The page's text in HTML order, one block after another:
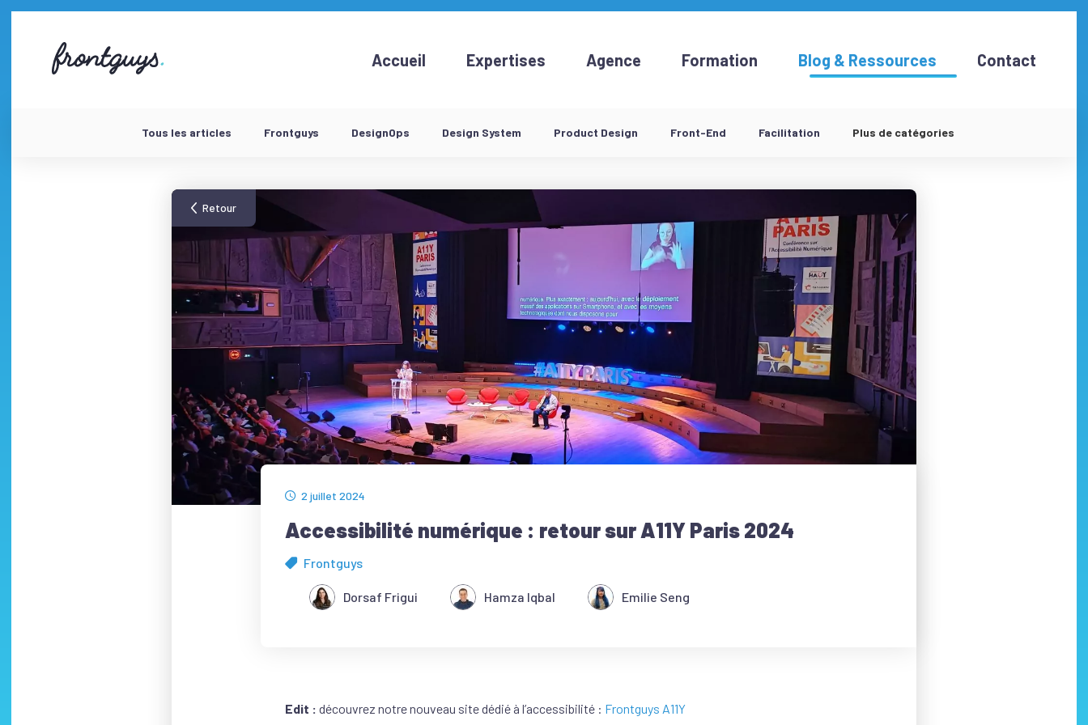
58
bis
Accueil Expertises Agence Formation Blog & Ressources Contact
Tous les articles Frontguys DesignOps Design System Product Design Front-End Facilitation Plus de catégories
Retour
2 juillet 2024
Accessibilité numérique : retour sur A11Y Paris 2024
Frontguys
Dorsaf Frigui Hamza Iqbal Emilie Seng
Edit : découvrez notre nouveau site dédié à l’accessibilité : Frontguys A11Y